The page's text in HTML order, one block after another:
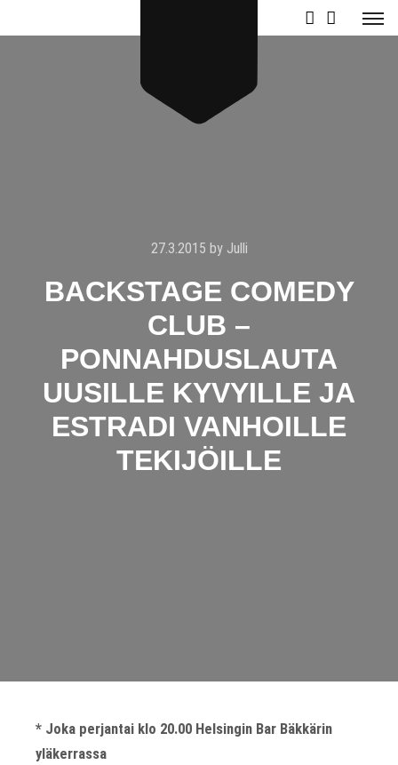
27.3.2015 by Julli
BACKSTAGE COMEDY
CLUB –
PONNAHDUSLAUTA
UUSILLE KYVYILLE JA
ESTRADI VANHOILLE
TEKIJÖILLE
* Joka perjantai klo 20.00 Helsingin Bar Bäkkärin
yläkerrassa